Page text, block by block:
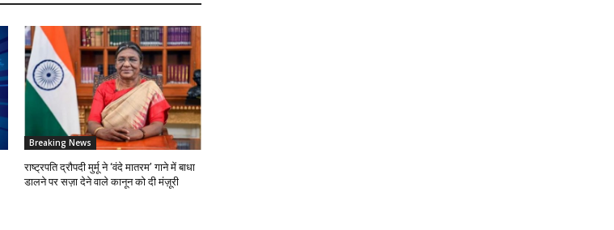
Breaking News
राष्ट्रपति द्रौपदी मुर्मू ने ‘वंदे मातरम’ गाने में बाधा
डालने पर सज़ा देने वाले कानून को दी मंज़ूरी